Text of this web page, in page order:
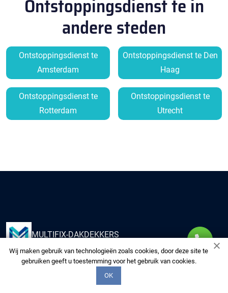
Ontstoppingsdienst te in
andere steden
Ontstoppingsdienst te
Amsterdam
Ontstoppingsdienst te Den
Haag
Ontstoppingsdienst te
Rotterdam
Ontstoppingsdienst te
Utrecht
Wij maken gebruik van technologieën zoals cookies, door deze site te
gebruiken geeft u toestemming voor het gebruik van cookies.
OK
MULTIFIX-DAKDEKKERS
Kies ons om uw huis te voorzien van kwaliteitsdiensten
van onze multidisciplinaire experts. Wij zorgen voor uw